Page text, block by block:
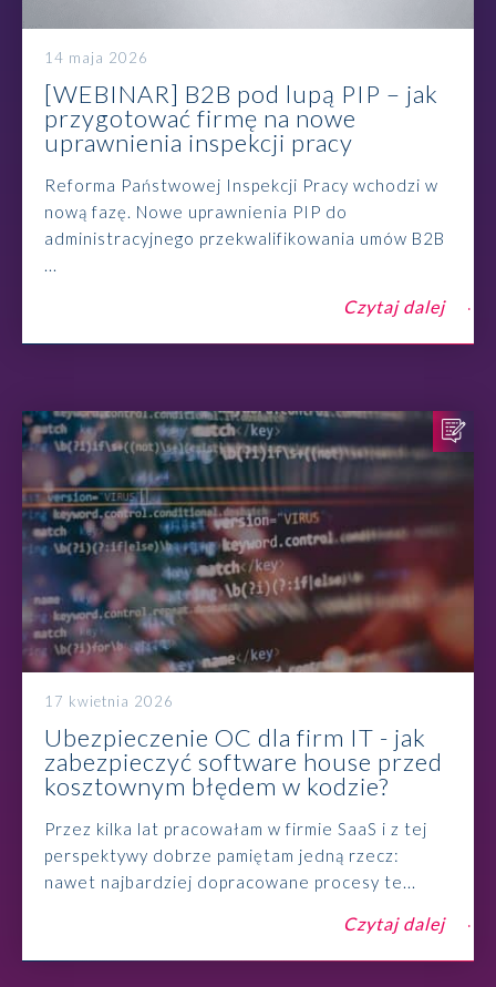
14 maja 2026
[WEBINAR] B2B pod lupą PIP – jak
przygotować firmę na nowe
uprawnienia inspekcji pracy
Reforma Państwowej Inspekcji Pracy wchodzi w
nową fazę. Nowe uprawnienia PIP do
administracyjnego przekwalifikowania umów B2B
...
Czytaj dalej
17 kwietnia 2026
Ubezpieczenie OC dla firm IT - jak
zabezpieczyć software house przed
kosztownym błędem w kodzie?
Przez kilka lat pracowałam w firmie SaaS i z tej
perspektywy dobrze pamiętam jedną rzecz:
nawet najbardziej dopracowane procesy te...
Czytaj dalej